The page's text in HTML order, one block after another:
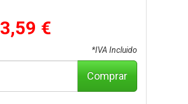
3,59 €
*IVA Incluido
Comprar